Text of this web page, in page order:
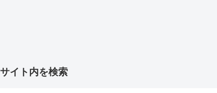
サイト内を検索